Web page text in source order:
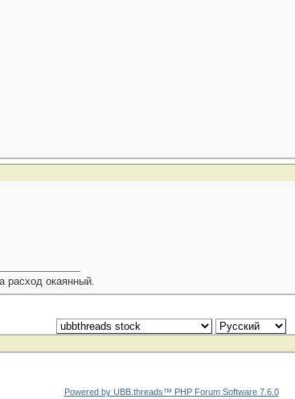
расход окаянный.
Powered by UBB.threads™ PHP Forum Software 7.6.0